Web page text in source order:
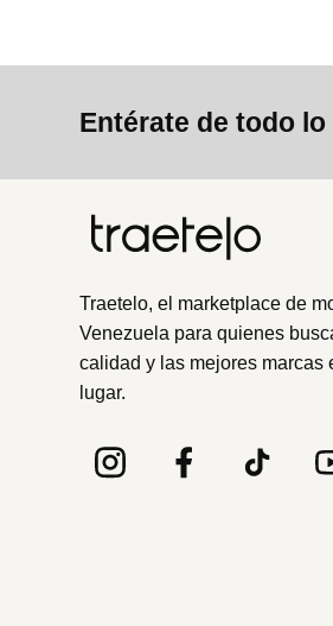
Entérate de todo
Traetelo, el marketplace de
Venezuela para quienes
calidad y las mejores marcas
lugar.